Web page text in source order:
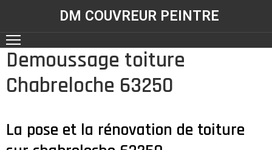
DM COUVREUR PEINTRE
ACCUEIL
NOS
RÉALISATIONS
SERVICES
Demoussage toiture
Chabreloche 63250
La pose et la rénovation de toiture